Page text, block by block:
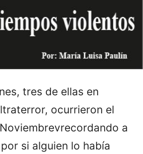
tres de ellas en
ocurrieron el
a
si alguien lo había